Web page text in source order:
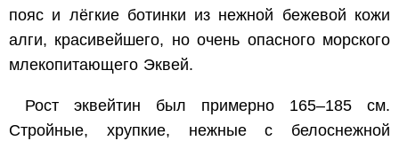
пояс и лёгкие ботинки из нежной бежевой кожи
алги, красивейшего, но очень опасного морского
млекопитающего Эквей.
Рост эквейтин был примерно 165–185 см.
Стройные, хрупкие, нежные с белоснежной